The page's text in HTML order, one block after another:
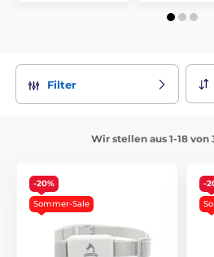
Filter
Wir stellen aus 1-18 von
-20%
Sommer-Sale
-